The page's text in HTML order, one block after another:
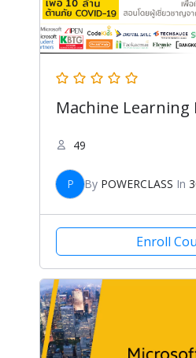
Machine Learning
49
P By POWERCLASS In
Enroll